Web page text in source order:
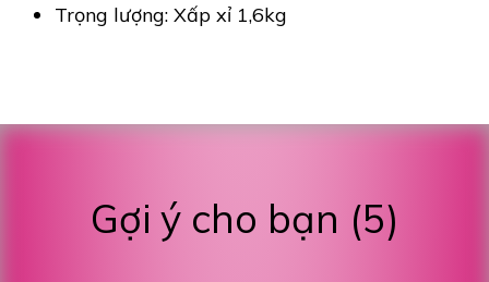
Trọng lượng: Xấp xỉ 1,6kg
Gợi ý cho bạn (5)